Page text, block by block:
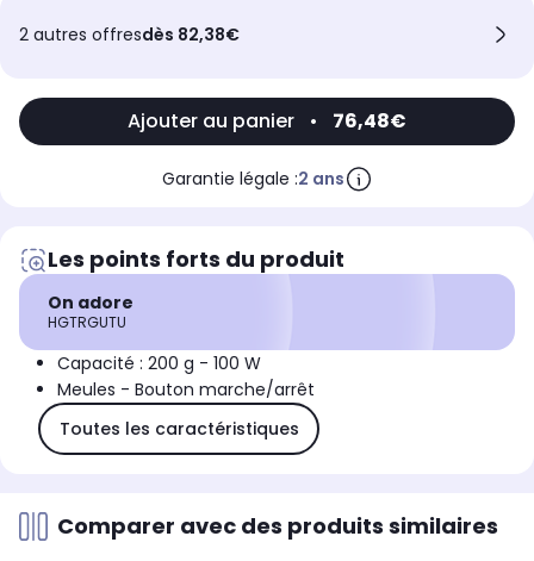
2 autres offresdès 82,38€
Ajouter au panier • 76,48€
Garantie légale :2 ans
Les points forts du produit
On adore
HGTRGUTU
Capacité : 200 g - 100 W
Meules - Bouton marche/arrêt
Toutes les caractéristiques
Comparer avec des produits similaires